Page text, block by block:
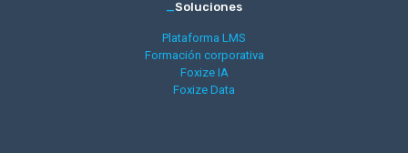
Soluciones
Plataforma LMS
Formación corporativa
Foxize IA
Foxize Data